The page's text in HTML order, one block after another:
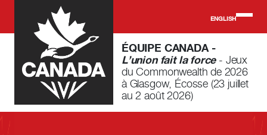
Skip to main content
ENGLISH
ÉQUIPE CANADA -
L’union fait la force- Jeux
du Commonwealth de 2026
à Glasgow, Écosse (23 juillet
au 2 août 2026)